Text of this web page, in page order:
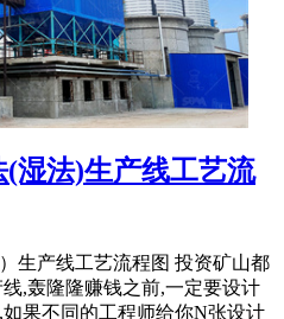
湿法)生产线工艺流
生产线工艺流程图 投资矿山都
,轰隆隆赚钱之前,一定要设计
果不同的工程师给你N张设计